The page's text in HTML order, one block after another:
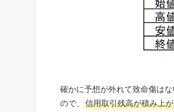
確かに予想が外れて致命傷はな
ので、
信用取引残高が積み上